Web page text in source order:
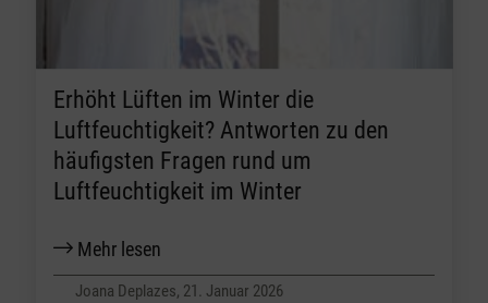
Erhöht Lüften im Winter die
Luftfeuchtigkeit? Antworten zu den
häufigsten Fragen rund um
Luftfeuchtigkeit im Winter
Mehr lesen
Joana Deplazes, 21. Januar 2026